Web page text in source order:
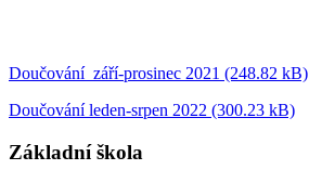
Doučování září-prosinec 2021 (248.82 kB)
Doučování leden-srpen 2022 (300.23 kB)
Základní škola